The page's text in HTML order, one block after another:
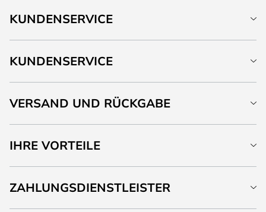
KUNDENSERVICE
KUNDENSERVICE
VERSAND UND RÜCKGABE
IHRE VORTEILE
ZAHLUNGSDIENSTLEISTER